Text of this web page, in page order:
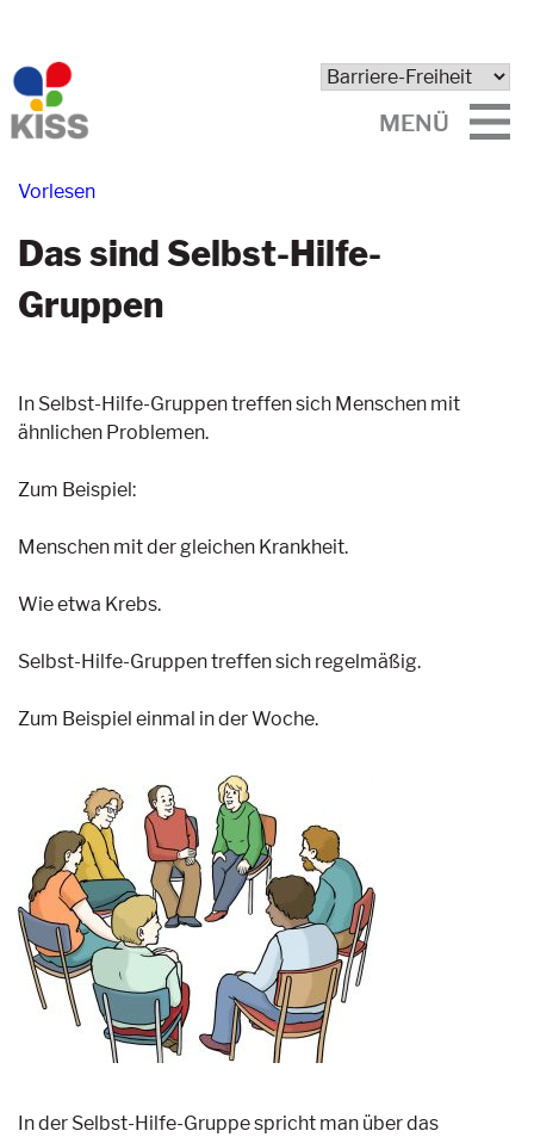
MENÜ
Vorlesen
Das sind Selbst-Hilfe-
Gruppen
In Selbst-Hilfe-Gruppen treffen sich Menschen mit
ähnlichen Problemen.
Zum Beispiel:
Menschen mit der gleichen Krankheit.
Wie etwa Krebs.
Selbst-Hilfe-Gruppen treffen sich regelmäßig.
Zum Beispiel einmal in der Woche.
In der Selbst-Hilfe-Gruppe spricht man über das